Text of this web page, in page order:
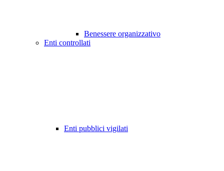
Benessere organizzativo
Enti controllati
Enti pubblici vigilati